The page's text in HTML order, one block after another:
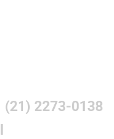
(21) 2273-0138